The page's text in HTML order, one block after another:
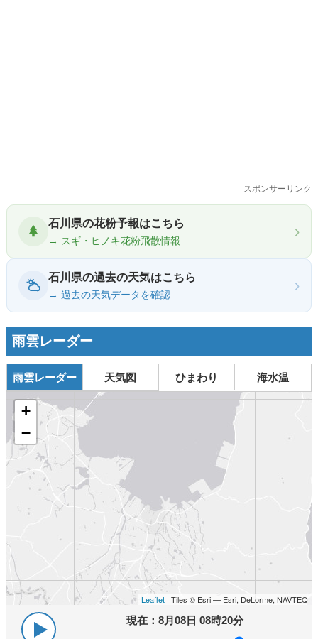
スポンサーリンク
石川県の花粉予報はこちら
→ スギ・ヒノキ花粉飛散情報
›
石川県の過去の天気はこちら
→ 過去の天気データを確認
›
雨雲レーダー
雨雲レーダー 天気図 ひまわり 海水温
+
−
Leaflet | Tiles © Esri — Esri, DeLorme, NAVTEQ
現在：8月08日 08時20分